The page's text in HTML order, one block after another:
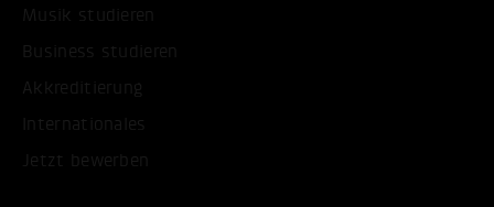
Musik studieren
Business studieren
Akkreditierung
Internationales
Jetzt bewerben